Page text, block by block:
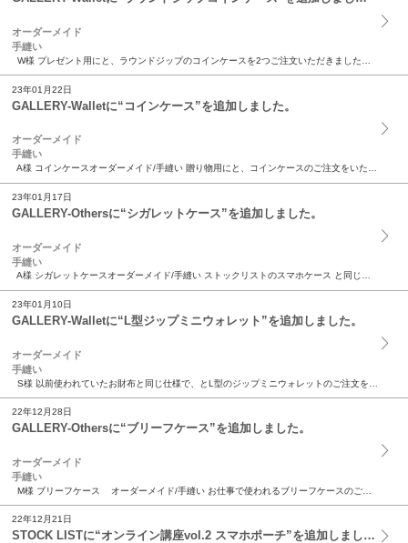
オーダーメイド
手縫い
W様 プレゼント用にと、ラウンドジップのコインケースを2つご注文いただきました。 両方ともittenオリジナルの手染めシリーズ。 ひとつは紺青、もうひとつは紅梅色。 インナーはと...
23年01月22日
GALLERY-Walletに“コインケース”を追加しました。
オーダーメイド
手縫い
A様 コインケースオーダーメイド/手縫い 贈り物用にと、コインケースのご注文をいただきました。 それまで使用されていたものと同じ構造で、ということで お財布をお借りし、制作しまし...
23年01月17日
GALLERY-Othersに“シガレットケース”を追加しました。
オーダーメイド
手縫い
A様 シガレットケースオーダーメイド/手縫い ストックリストのスマホケース と同じ構造で、シガレットケースのご注文をいただきました。 使用したのは牛革、傷や汚れがつきにくい角シボ...
23年01月10日
GALLERY-Walletに“L型ジップミニウォレット”を追加しました。
オーダーメイド
手縫い
22年12月28日
GALLERY-Othersに“ブリーフケース”を追加しました。
オーダーメイド
手縫い
22年12月21日
STOCK LISTに“オンライン講座vol.2 スマホポーチ”を追加しました。